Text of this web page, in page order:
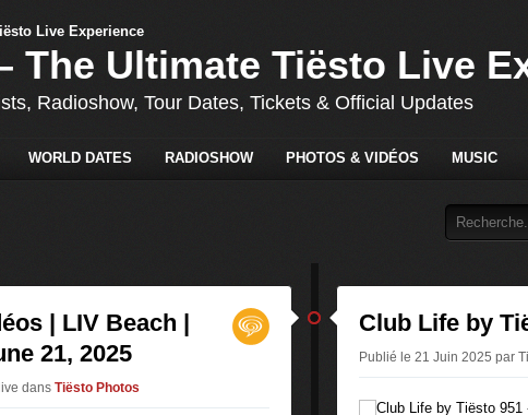
The Ultimate Tiësto Live
Radioshow, Tour Dates, Tickets & Official Updates
WORLD DATES RADIOSHOW PHOTOS & VIDÉOS MUSIC
| LIV Beach |
21, 2025
dans Tiësto Photos
Club Life by
Publié le 21 Juin 2025 par